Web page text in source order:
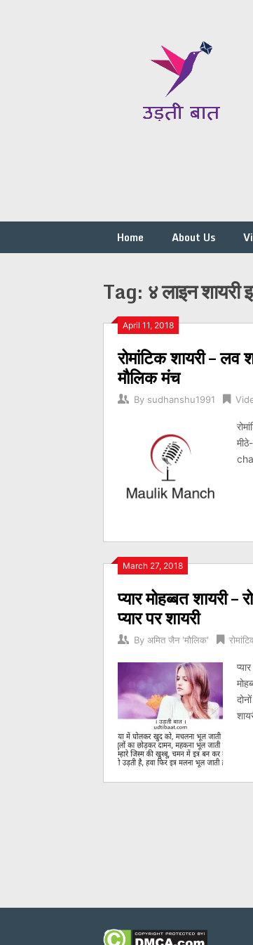
Home About Us
Tag: ४ लाइन शायरी
April 11, 2018
रोमांटिक शायरी – लव
मौलिक मंच
By sudhanshu1991
March 27, 2018
प्यार मोहब्बत शायरी
प्यार पर शायरी
By अमित जैन 'मौलिक'
Posts
navigation